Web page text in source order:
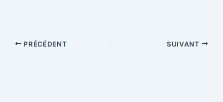
PRÉCÉDENT SUIVANT